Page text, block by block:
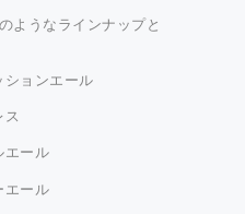
ようなラインナップと
ョンエール
エール
エール